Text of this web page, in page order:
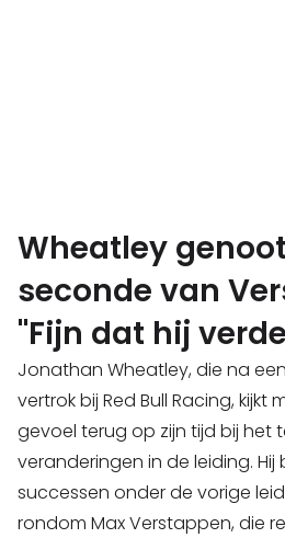
Wheatley
seconde van
"Fijn dat hij
Jonathan Wheatley, die na
vertrok bij Red Bull Racing, kijkt
gevoel terug op zijn tijd bij het
veranderingen in de leiding.
successen onder de vorige
rondom Max Verstappen, die